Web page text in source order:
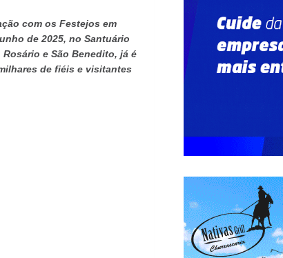
com os Festejos em
de 2025, no Santuário
e São Benedito, já é
de fiéis e visitantes